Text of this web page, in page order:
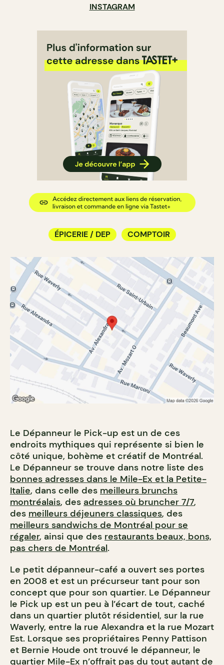
INSTAGRAM
ÉPICERIE / DEP COMPTOIR
Le Dépanneur le Pick-up est un de ces
endroits mythiques qui représente si bien le
côté unique, bohème et créatif de Montréal.
Le Dépanneur se trouve dans notre liste des
bonnes adresses dans le Mile-Ex et la Petite-
Italie, dans celle des meilleurs brunchs
montréalais, des adresses où bruncher 7/7,
des meilleurs déjeuners classiques, des
meilleurs sandwichs de Montréal pour se
régaler, ainsi que des restaurants beaux, bons,
pas chers de Montréal.
Le petit dépanneur-café a ouvert ses portes
en 2008 et est un précurseur tant pour son
concept que pour son quartier. Le Dépanneur
le Pick up est un peu à l’écart de tout, caché
dans un quartier plutôt résidentiel, sur la rue
Waverly, entre la rue Alexandra et la rue Mozart
Est. Lorsque ses propriétaires Penny Pattison
et Bernie Houde ont trouvé le dépanneur, le
quartier Mile-Ex n’offrait pas du tout autant de